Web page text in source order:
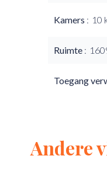
Kamers 10
Ruimte
Toegang
Andere